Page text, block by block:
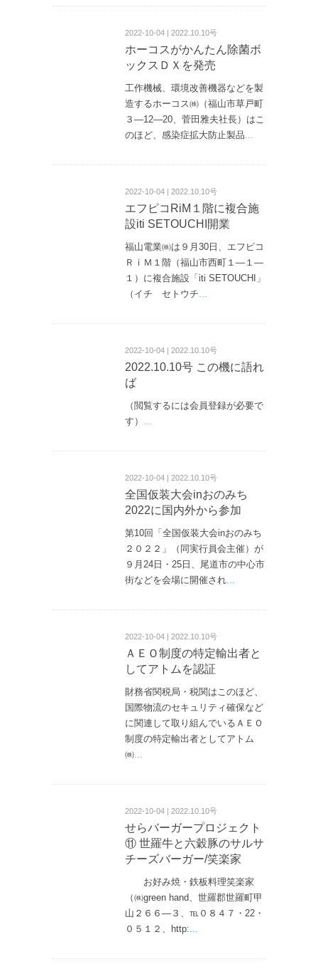
2022-10-04 | 2022.10.10号
ホーコスがかんたん除菌ボ
ックスＤＸを発売
工作機械、環境改善機器などを製
造するホーコス㈱（福山市草戸町
３—12—20、菅田雅夫社長）はこ
のほど、感染症拡大防止製品
2022-10-04 | 2022.10.10号
エフピコRiM１階に複合施
設iti SETOUCHI開業
福山電業㈱は９月30日、エフピコ
ＲｉＭ１階（福山市西町１—１—
１）に複合施設「iti SETOUCHI」
（イチ セトウチ
2022-10-04 | 2022.10.10号
2022.10.10号 この機に語れ
ば
（閲覧するには会員登録が必要で
す）
2022-10-04 | 2022.10.10号
全国仮装大会inおのみち
2022に国内外から参加
第10回「全国仮装大会inおのみち
２０２２」（同実行員会主催）が
９月24日・25日、尾道市の中心市
街などを会場に開催され
2022-10-04 | 2022.10.10号
ＡＥＯ制度の特定輸出者と
してアトムを認証
財務省関税局・税関はこのほど、
国際物流のセキュリティ確保など
に関連して取り組んでいるＡＥＯ
制度の特定輸出者としてアトム
㈱
2022-10-04 | 2022.10.10号
せらバーガープロジェクト
⑪ 世羅牛と六穀豚のサルサ
チーズバーガー/笑楽家
お好み焼・鉄板料理笑楽家
（㈱green hand、世羅郡世羅町甲
山２６６—３、℡０８４７・22・
０５１２、http: